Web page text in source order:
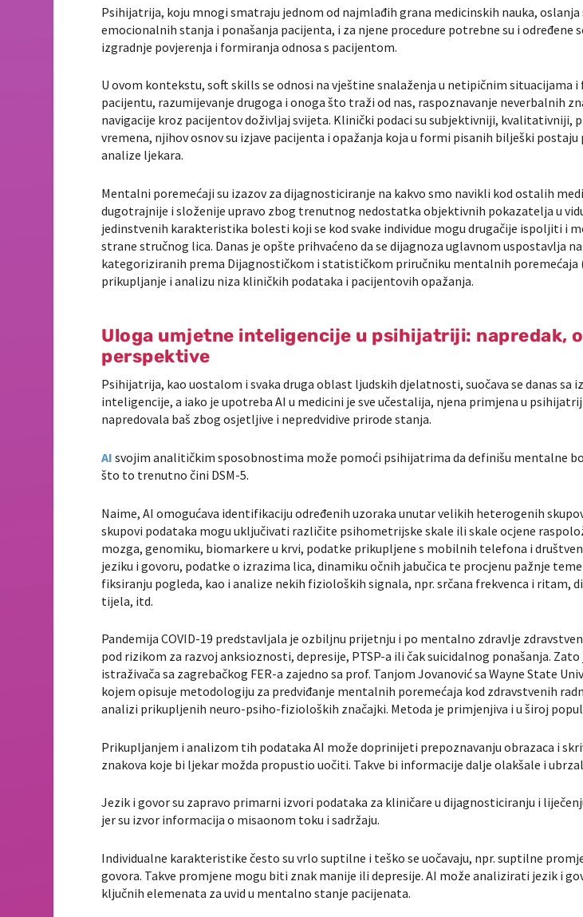
Psihijatrija, koju mnogi smatraju jednom od najmlađih grana medicinskih nauka, oslanja
emocionalnih stanja i ponašanja pacijenta, i za njene procedure potrebne su i određene
izgradnje povjerenja i formiranja odnosa s pacijentom.
U ovom kontekstu, soft skills se odnosi na vještine snalaženja u netipičnim situacijama
pacijentu, razumijevanje drugoga i onoga što traži od nas, raspoznavanje neverbalnih
navigacije kroz pacijentov doživljaj svijeta. Klinički podaci su subjektivniji, kvalitativniji,
vremena, njihov osnov su izjave pacijenta i opažanja koja u formi pisanih bilješki
analize ljekara.
Mentalni poremećaji su izazov za dijagnosticiranje na kakvo smo navikli kod ostalih
dugotrajnije i složenije upravo zbog trenutnog nedostatka objektivnih pokazatelja u
jedinstvenih karakteristika bolesti koji se kod svake individue mogu drugačije ispoljiti i
strane stručnog lica. Danas je opšte prihvaćeno da se dijagnoza uglavnom uspostavlja
kategoriziranih prema Dijagnostičkom i statističkom priručniku mentalnih poremećaja
prikupljanje i analizu niza kliničkih podataka i pacijentovih opažanja.
Uloga umjetne inteligencije u psihijatriji: napredak,
perspektive
Psihijatrija, kao uostalom i svaka druga oblast ljudskih djelatnosti, suočava se danas sa
inteligencije, a iako je upotreba AI u medicini je sve učestalija, njena primjena u
napredovala baš zbog osjetljive i nepredvidive prirode stanja.
AI svojim analitičkim sposobnostima može pomoći psihijatrima da definišu mentalne
što to trenutno čini DSM-5.
Naime, AI omogućava identifikaciju određenih uzoraka unutar velikih heterogenih
skupovi podataka mogu uključivati različite psihometrijske skale ili skale ocjene
mozga, genomiku, biomarkere u krvi, podatke prikupljene s mobilnih telefona i
jeziku i govoru, podatke o izrazima lica, dinamiku očnih jabučica te procjenu pažnje
fiksiranju pogleda, kao i analize nekih fizioloških signala, npr. srčana frekvenca i ritam,
tijela, itd.
Pandemija COVID-19 predstavljala je ozbiljnu prijetnju i po mentalno zdravlje
pod rizikom za razvoj anksioznosti, depresije, PTSP-a ili čak suicidalnog ponašanja. Zato
istraživača sa zagrebačkog FER-a zajedno sa prof. Tanjom Jovanović sa Wayne State
kojem opisuje metodologiju za predviđanje mentalnih poremećaja kod zdravstvenih
analizi prikupljenih neuro-psiho-fizioloških značajki. Metoda je primjenjiva i u široj
Prikupljanjem i analizom tih podataka AI može doprinijeti prepoznavanju obrazaca i
znakova koje bi ljekar možda propustio uočiti. Takve bi informacije dalje olakšale i
Jezik i govor su zapravo primarni izvori podataka za kliničare u dijagnosticiranju i
jer su izvor informacija o misaonom toku i sadržaju.
Individualne karakteristike često su vrlo suptilne i teško se uočavaju, npr. suptilne
govora. Takve promjene mogu biti znak manije ili depresije. AI može analizirati jezik i
ključnih elemenata za uvid u mentalno stanje pacijenata.